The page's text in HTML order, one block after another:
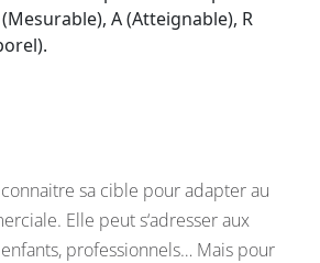
A (Atteignable), R
sa cible pour adapter au
Elle peut s‘adresser aux
professionnels… Mais pour